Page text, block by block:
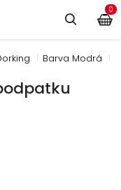
Barva Modrá
0